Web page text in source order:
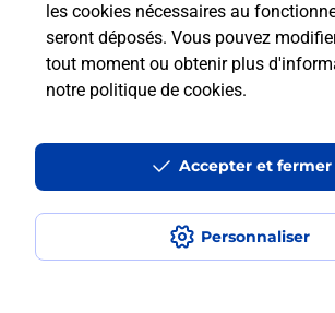
les cookies nécessaires au
seront déposés. Vous pouvez
tout moment ou obtenir plus
notre politique de cookies.
Personnaliser
Accepter et fermer
Peut-on passer le permis
avec le CPF ?
ARENA VESCOVATO
Code Bateau